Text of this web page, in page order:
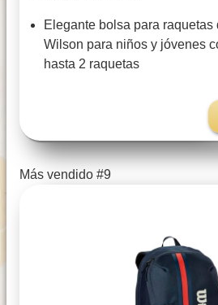
Elegante bolsa para raquetas
Wilson para niños y jóvenes
hasta 2 raquetas
Más vendido #9